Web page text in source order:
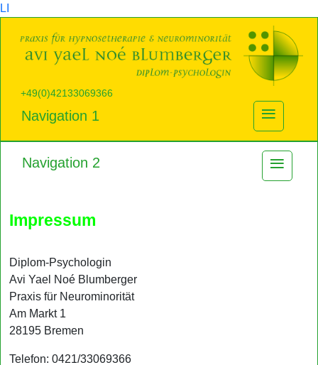
LI
+49(0)42133069366
Navigation 1 ≡
Navigation 2 ≡
Impressum
Diplom-Psychologin
Avi Yael Noé Blumberger
Praxis für Neurominorität
Am Markt 1
28195 Bremen
Telefon: 0421/33069366